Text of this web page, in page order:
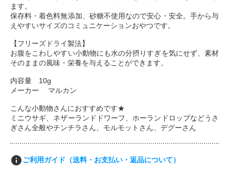
ます。
保存料・着色料無添加、砂糖不使用なので安心・安全。手から与
えやすいサイズのコミュニケーションおやつです。
【フリーズドライ製法】
お腹をこわしやすい小動物にも水の分摂りすぎを気にせず、素材
そのままの風味・栄養を与えることができます。
内容量 10g
メーカー マルカン
こんな小動物さんにおすすめです★
ミニウサギ、ネザーランドドワーフ、ホーランドロップなどうさ
ぎさん全般やチンチラさん、モルモットさん、デグーさん
infoご利用ガイド（送料・お支払い・返品について）